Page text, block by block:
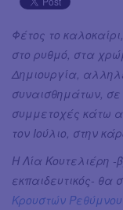
Φέτος το
στο ρυθμό, στα
Δημιουργία,
συναισθημάτων,
συμμετοχές κάτω
τον Ιούλιο, στην
Η Λία Κουτελιέρη -
εκπαιδευτικός- θα
Κρουστών